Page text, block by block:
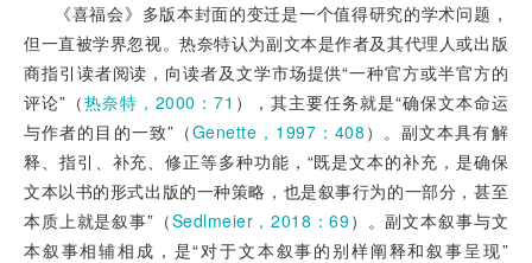
《喜福会》多版本封面的变迁是一个值得研究的学术问题，
但一直被学界忽视。热奈特认为副文本是作者及其代理人或出版
商指引读者阅读，向读者及文学市场提供“一种官方或半官方的
评论”（热奈特，2000：71 ），其主要任务就是“确保文本命运
与作者的目的一致”（Genette，1997：408 ）。副文本具有解
释、指引、补充、修正等多种功能，“既是文本的补充，是确保
文本以书的形式出版的一种策略，也是叙事行为的一部分，甚至
本质上就是叙事”（Sedlmeier，2018：69）。副文本叙事与文
本叙事相辅相成，是“对于文本叙事的别样阐释和叙事呈现”